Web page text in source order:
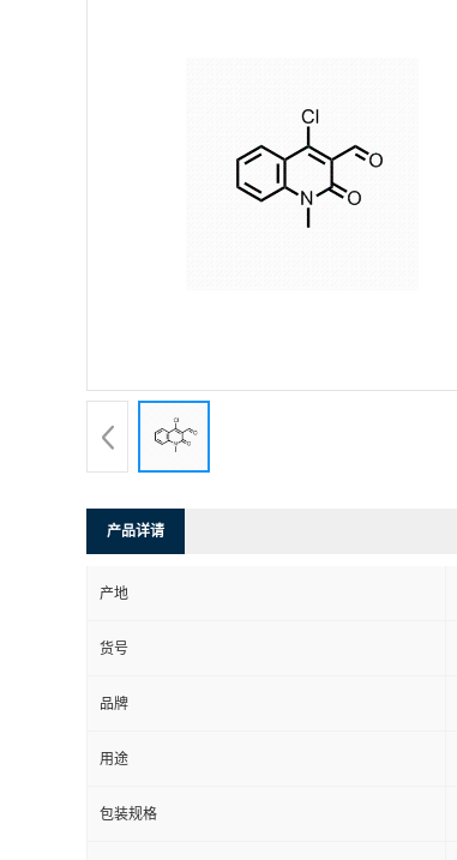
产品详请
产地
货号
品牌
用途
包装规格